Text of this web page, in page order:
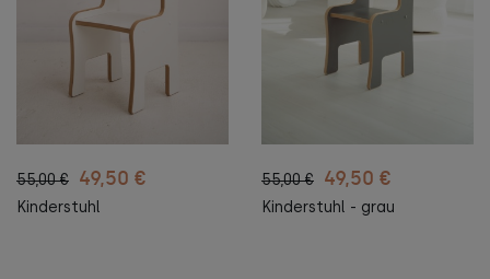
55,00 € 49,50 €
Kinderstuhl
55,00 € 49,50 €
Kinderstuhl - grau